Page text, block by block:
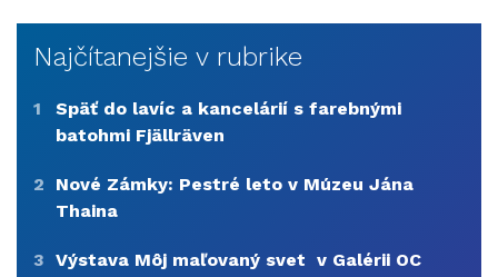
Najčítanejšie v rubrike
1
Späť do lavíc a kancelárií s farebnými
batohmi Fjällräven
2
Nové Zámky: Pestré leto v Múzeu Jána
Thaina
3 Výstava Môj maľovaný svet v Galérii OC